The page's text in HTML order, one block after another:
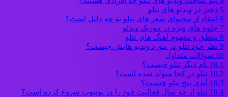
5 دختر در ویدئو های تتلو
6 انتقاد از محتوای شعر های تتلو به چه دلیل است؟
7 جلوه های ویژه در موزیک ویدئو
8 منطق و مفهوم آهنگ های تتلو
9 نظر خود تتلو در مورد ویدیو هایش چیست؟
10 سوالات متداول
10.1 نام دیگر تتلو چیست؟
10.2 تتلو در کجا متولد شده است؟
10.3
آیدی پیج تتلو چیست؟
10.4 تتلو از چه سال فعالیت خود را در یوتیوب شروع کرده است؟